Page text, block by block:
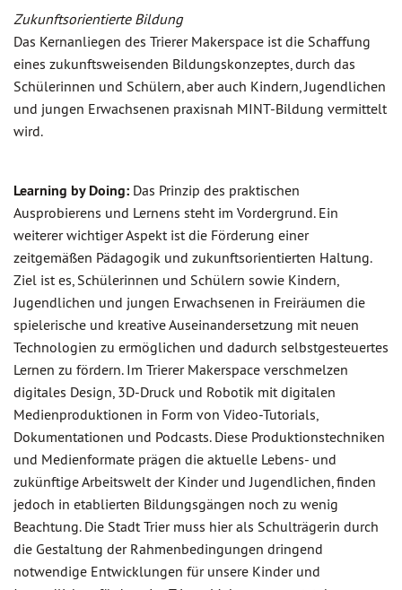
Zukunftsorientierte Bildung
Das Kernanliegen des Trierer Makerspace ist die Schaffung
eines zukunftsweisenden Bildungskonzeptes, durch das
Schülerinnen und Schülern, aber auch Kindern, Jugendlichen
und jungen Erwachsenen praxisnah MINT-Bildung vermittelt
wird.
Learning by Doing: Das Prinzip des praktischen
Ausprobierens und Lernens steht im Vordergrund. Ein
weiterer wichtiger Aspekt ist die Förderung einer
zeitgemäßen Pädagogik und zukunftsorientierten Haltung.
Ziel ist es, Schülerinnen und Schülern sowie Kindern,
Jugendlichen und jungen Erwachsenen in Freiräumen die
spielerische und kreative Auseinandersetzung mit neuen
Technologien zu ermöglichen und dadurch selbstgesteuertes
Lernen zu fördern. Im Trierer Makerspace verschmelzen
digitales Design, 3D-Druck und Robotik mit digitalen
Medienproduktionen in Form von Video-Tutorials,
Dokumentationen und Podcasts. Diese Produktionstechniken
und Medienformate prägen die aktuelle Lebens- und
zukünftige Arbeitswelt der Kinder und Jugendlichen, finden
jedoch in etablierten Bildungsgängen noch zu wenig
Beachtung. Die Stadt Trier muss hier als Schulträgerin durch
die Gestaltung der Rahmenbedingungen dringend
notwendige Entwicklungen für unsere Kinder und